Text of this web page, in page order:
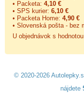
• Packeta: 4,10 €
• SPS kurier: 6,10 €
• Packeta Home: 4,90 €
• Slovenská pošta - bez
U objednávok s
© 2020-2026
nájdete